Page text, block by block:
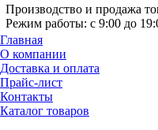
Производство и продажа
Режим работы: с 9:00 до
Главная
О компании
Доставка и оплата
Прайс-лист
Контакты
Каталог товаров